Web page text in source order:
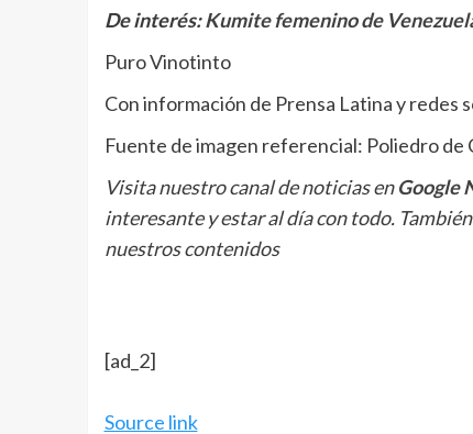
De interés: Kumite femenino de
Puro Vinotinto
Con información de Prensa Latina y redes
Fuente de imagen referencial: Poliedro de
Visita nuestro canal de noticias enGoogle
interesante y estar al día con todo.
nuestros contenidos
[ad_2]
Source link